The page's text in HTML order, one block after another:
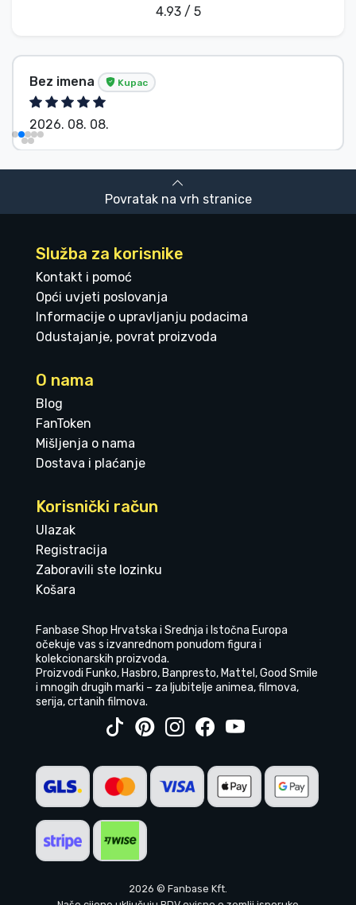
4.93 / 5
Bez imena Kupac
2026. 08. 08.
Povratak na vrh stranice
Služba za korisnike
Kontakt i pomoć
Opći uvjeti poslovanja
Informacije o upravljanju podacima
Odustajanje, povrat proizvoda
O nama
Blog
FanToken
Mišljenja o nama
Dostava i plaćanje
Korisnički račun
Ulazak
Registracija
Zaboravili ste lozinku
Košara
Fanbase Shop Hrvatska i Srednja i Istočna Europa
očekuje vas s izvanrednom ponudom figura i
kolekcionarskih proizvoda.
Proizvodi Funko, Hasbro, Banpresto, Mattel, Good Smile
i mnogih drugih marki – za ljubitelje animea, filmova,
serija, crtanih filmova.
2026 © Fanbase Kft.